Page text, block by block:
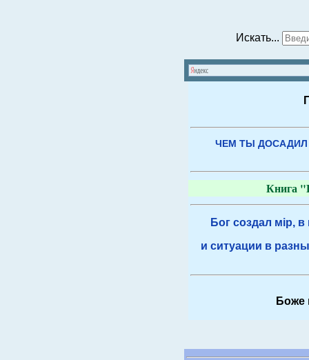
Искать...
ЧЕМ ТЫ
Книга
Бог создал мiр,
и ситуации в
Боже